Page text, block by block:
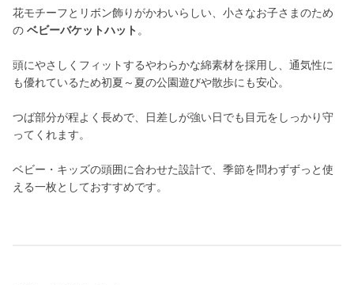
花モチーフとリボン飾りがかわいらしい、小さなお子さまのため
の ベビーバケットハット 。
頭にやさしくフィットするやわらかな綿素材を採用し、通気性に
も優れているため初夏～夏の公園遊びや散歩にも安心。
つば部分が程よく長めで、日差しが強い日でも目元をしっかり守
ってくれます。
ベビー・キッズの頭囲に合わせた設計で、季節を問わずずっと使
える一枚としておすすめです。